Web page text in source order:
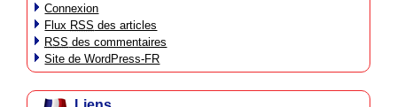
Connexion
Flux RSS des articles
RSS des commentaires
Site de WordPress-FR